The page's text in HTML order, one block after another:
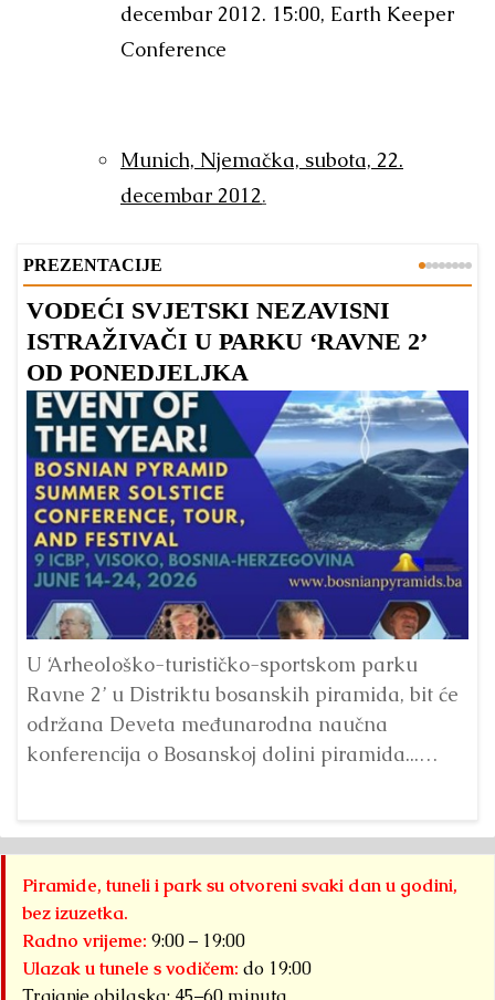
decembar 2012. 15:00, Earth Keeper
Conference
Munich, Njemačka, subota, 22.
decembar 2012.
PREZENTACIJE
VODEĆI SVJETSKI NEZAVISNI
ISTRAŽIVAČI U PARKU ‘RAVNE 2’
OD PONEDJELJKA
U ‘Arheološko-turističko-sportskom parku
Ravne 2’ u Distriktu bosanskih piramida, bit će
održana Deveta međunarodna naučna
konferencija o Bosanskoj dolini piramida...
Piramide, tuneli i park su otvoreni svaki dan u godini,
bez izuzetka.
Radno vrijeme: 9:00 – 19:00
Ulazak u tunele s vodičem: do 19:00